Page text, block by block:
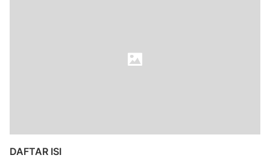
DAFTAR ISI